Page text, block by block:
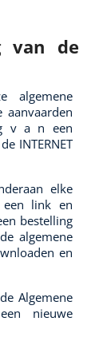
van de
algemene
v a n een
INTERNET
elke
link en
bestelling
algemene
en
Algemene
nieuwe